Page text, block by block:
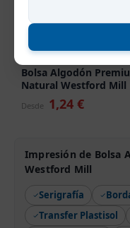
Bolsa Algodón
Natural Westford Mill
Desde 1,24 €
Impresión de Bolsa
Westford Mill
Serigrafía
Transfer Plastisol